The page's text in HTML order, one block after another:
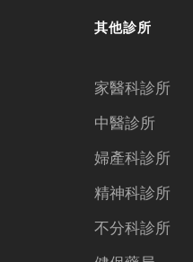
其他診所
家醫科診所
中醫診所
婦產科診所
精神科診所
不分科診所